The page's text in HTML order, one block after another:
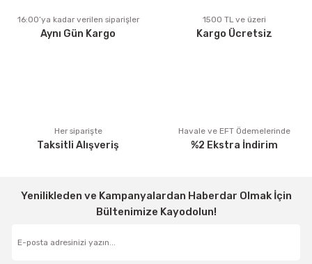
Ürün fiyatı diğer sitelerden daha pahalı.
Bu ürüne benzer farklı alternatifler olmalı.
16:00’ya kadar verilen siparişler
Aynı Gün Kargo
1500 TL ve üzeri
Kargo Ücretsiz
Her siparişte
Taksitli Alışveriş
Havale ve EFT Ödemelerinde
%2 Ekstra İndirim
Yenilikleden ve Kampanyalardan Haberdar Olmak İçin
Bültenimize Kayodolun!